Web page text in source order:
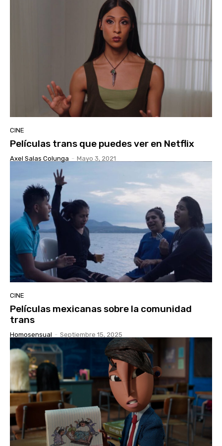
CINE
Películas trans que puedes ver en Netflix
Axel Salas Colunga - Mayo 3, 2021
CINE
Películas mexicanas sobre la comunidad
trans
Homosensual - Septiembre 15, 2025